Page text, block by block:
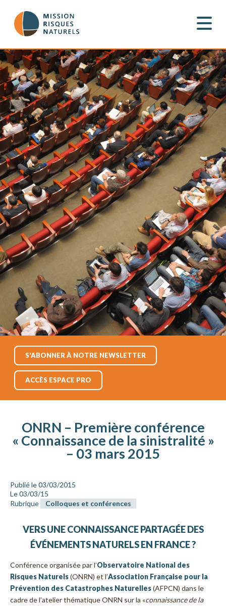
S'ABONNER À NOTRE NEWSLETTER
ACCÈS ESPACE PRO
ONRN – Première conférence
« Connaissance de la sinistralité »
– 03 mars 2015
Publié le 03/03/2015
Le 03/03/15
Rubrique
Colloques et conférences
VERS UNE CONNAISSANCE PARTAGÉE DES
ÉVÉNEMENTS NATURELS EN FRANCE ?
Conférence organisée par l’Observatoire National des
Risques Naturels(ONRN) et l’Association Française pour la
Prévention des Catastrophes Naturelles(AFPCN) dans le
cadre de l’atelier thématique ONRN sur la «connaissance de la